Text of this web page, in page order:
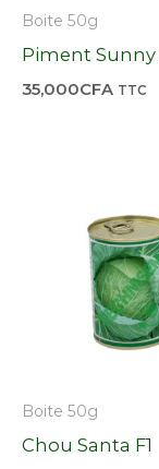
Boite 50g
Piment Sunny
35,000CFA TTC
Boite 50g
Chou Santa F1